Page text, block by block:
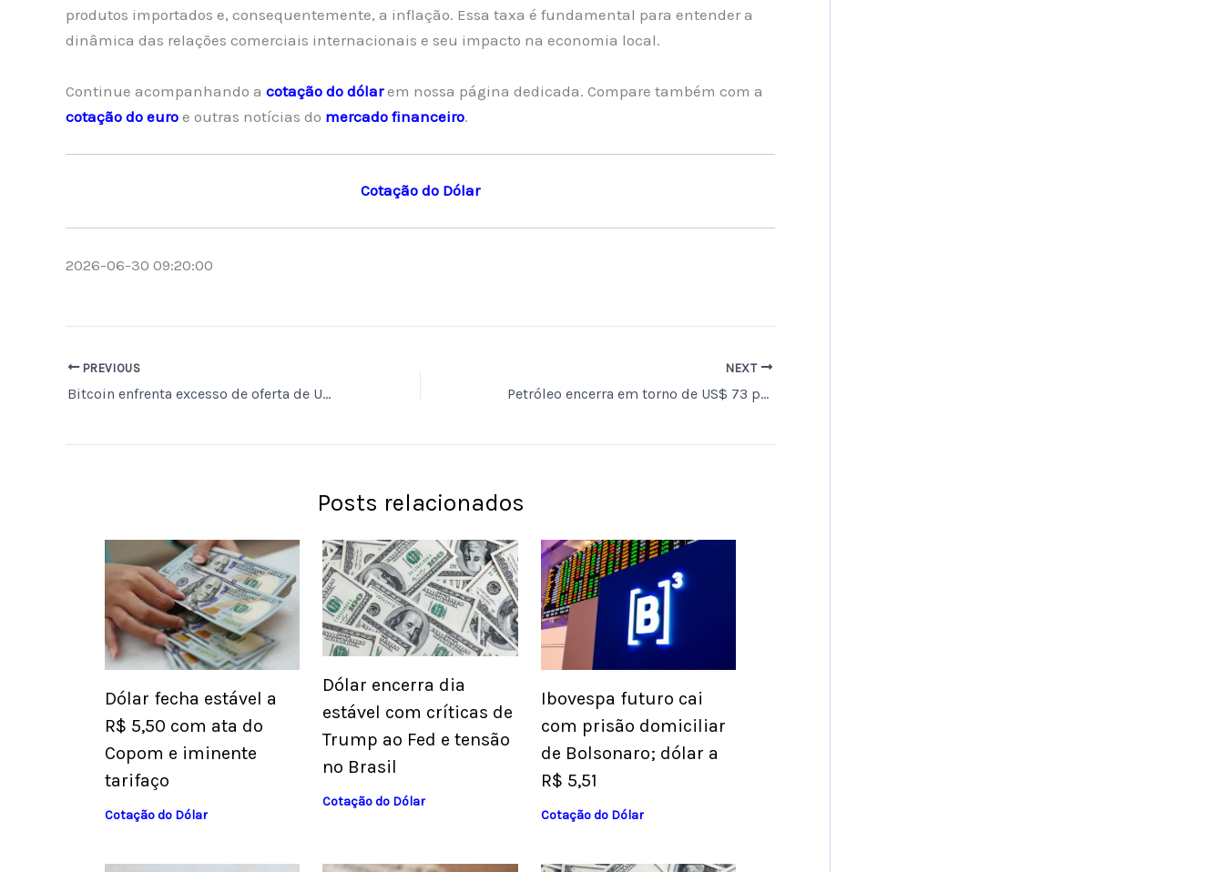
produtos importados e, consequentemente, a inflação. Essa taxa é fundamental para entender a
dinâmica das relações comerciais internacionais e seu impacto na economia local.
Continue acompanhando a cotação do dólarem nossa página dedicada. Compare também com a
cotação do euro e outras notícias do mercado financeiro.
Cotação do Dólar
2026-06-30 09:20:00
PREVIOUS
Bitcoin enfrenta excesso de oferta de US$ 4,4 bilhões com saídas recordes de ETFs e baixa demanda corporativa
NEXT
Petróleo encerra em torno de US$ 73 por barril, mantendo tendência de queda.
Posts relacionados
Dólar fecha estável a
R$ 5,50 com ata do
Copom e iminente
tarifaço
Cotação do Dólar
Dólar encerra dia
estável com críticas de
Trump ao Fed e tensão
no Brasil
Cotação do Dólar
Ibovespa futuro cai
com prisão domiciliar
de Bolsonaro; dólar a
R$ 5,51
Cotação do Dólar